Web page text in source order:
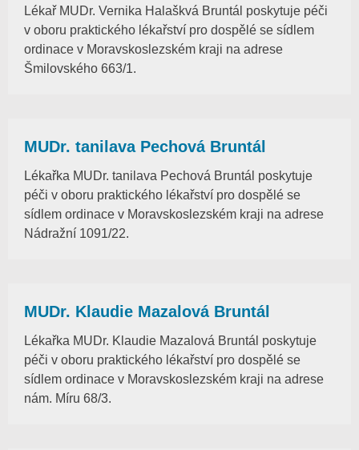
Lékař MUDr. Vernika Halaškvá Bruntál poskytuje péči
v oboru praktického lékařství pro dospělé se sídlem
ordinace v Moravskoslezském kraji na adrese
Šmilovského 663/1.
MUDr. tanilava Pechová Bruntál
Lékařka MUDr. tanilava Pechová Bruntál poskytuje
péči v oboru praktického lékařství pro dospělé se
sídlem ordinace v Moravskoslezském kraji na adrese
Nádražní 1091/22.
MUDr. Klaudie Mazalová Bruntál
Lékařka MUDr. Klaudie Mazalová Bruntál poskytuje
péči v oboru praktického lékařství pro dospělé se
sídlem ordinace v Moravskoslezském kraji na adrese
nám. Míru 68/3.